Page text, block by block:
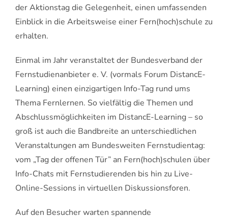
der Aktionstag die Gelegenheit, einen umfassenden
Einblick in die Arbeitsweise einer Fern(hoch)schule zu
erhalten.
Einmal im Jahr veranstaltet der Bundesverband der
Fernstudienanbieter e. V. (vormals Forum DistancE-
Learning) einen einzigartigen Info-Tag rund ums
Thema Fernlernen. So vielfältig die Themen und
Abschlussmöglichkeiten im DistancE-Learning – so
groß ist auch die Bandbreite an unterschiedlichen
Veranstaltungen am Bundesweiten Fernstudientag:
vom „Tag der offenen Tür” an Fern(hoch)schulen über
Info-Chats mit Fernstudierenden bis hin zu Live-
Online-Sessions in virtuellen Diskussionsforen.
Auf den Besucher warten spannende